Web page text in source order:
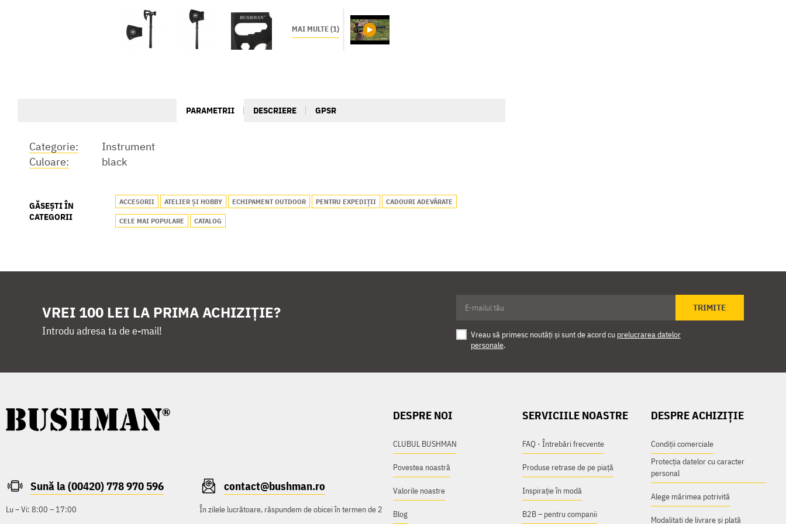
MAI MULTE (1)
PARAMETRII DESCRIERE GPSR
Categorie:
Instrument
Culoare:
black
GĂSEȘTI ÎN
CATEGORII
ACCESORII ATELIER ȘI HOBBY ECHIPAMENT OUTDOOR PENTRU EXPEDIȚII CADOURI ADEVĂRATE
CELE MAI POPULARE CATALOG
VREI 100 LEI LA PRIMA ACHIZIȚIE?
Introdu adresa ta de e-mail!
TRIMITE
Vreau să primesc noutăți și sunt de acord cu prelucrarea datelor
personale.
Sună la (00420) 778 970 596
Lu – Vi: 8:00 – 17:00
contact@bushman.ro
În zilele lucrătoare, răspundem de obicei în termen de 2
DESPRE NOI
CLUBUL BUSHMAN
Povestea noastră
Valorile noastre
Blog
SERVICIILE NOASTRE
FAQ - Întrebări frecvente
Produse retrase de pe piață
Inspirație în modă
B2B – pentru companii
DESPRE ACHIZIȚIE
Condiții comerciale
Protecția datelor cu caracter
personal
Alege mărimea potrivită
Modalitati de livrare și plată